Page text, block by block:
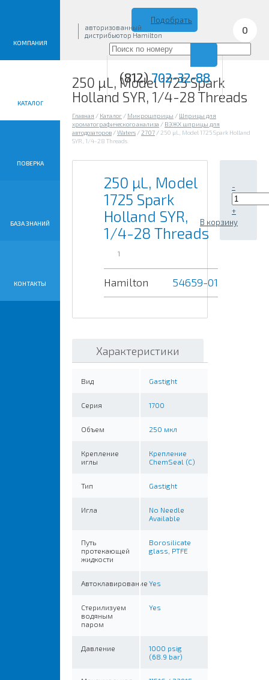
КОМПАНИЯ
КАТАЛОГ
ПОВЕРКА
БАЗА ЗНАНИЙ
КОНТАКТЫ
авторизованный
дистрибьютор Hamilton
Подобрать
(812)702-32-88
0
250 µL, Model 1725 Spark
Holland SYR, 1/4-28 Threads
Главная / Каталог / Микрошприцы / Шприцы для
хроматографического анализа / ВЭЖХ шприцы для
автодозаторов /Waters / 2707 / 250 µL, Model 1725 Spark Holland
SYR, 1/4-28 Threads
250 µL, Model
1725 Spark
Holland SYR,
1/4-28 Threads
1
Hamilton 54659-01
-
+
В корзину
Характеристики
Вид Gastight
Серия 1700
Объем 250 мкл
Крепление
иглы
Крепление
ChemSeal (C)
Тип Gastight
Игла
No Needle
Available
Путь
протекающей
жидкости
Borosilicate
glass, PTFE
Автоклавирование Yes
Стерилизуем
водяным
паром
Yes
Давление
1000 psig
(68.9 bar)